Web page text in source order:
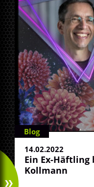
Blog
14.02.2022
Ein Ex-
Kollmann